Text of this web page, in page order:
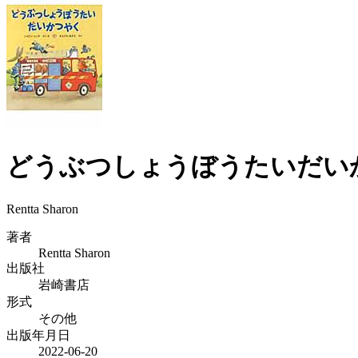
どうぶつしょうぼうたいだい
Rentta Sharon
著者
Rentta Sharon
出版社
岩崎書店
形式
その他
出版年月日
2022-06-20